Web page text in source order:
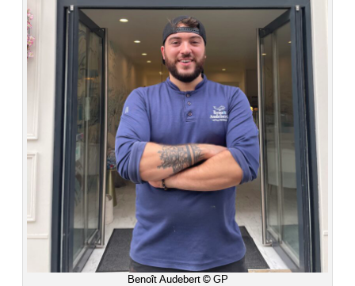
Benoît Audebert © GP